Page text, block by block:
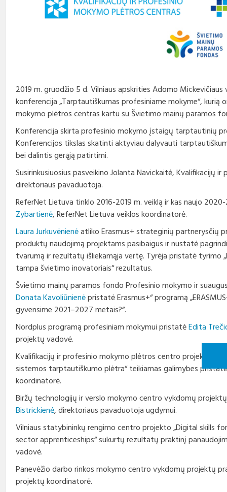
Viešieji pirkimai
Biudžeto vykdymo ataskaitų
Paskatinimai ir
apdovanojimai
Darbo užmokestis
Konkursai
Direktorius
Vadovų darbotvarkės
komitetai
paraiška
Profesinio rengimo
standartai
2019 m. gruodžio 5 d. Vilniaus apskrities Adomo
konferencija „Tarptautiškumas profesiniame mokyme“, kurią
mokymo plėtros centras kartu su Švietimo mainų paramos
Konferencija skirta profesinio mokymo įstaigų tarptautinių
Konferencijos tikslas skatinti aktyviau dalyvauti
bei dalintis gerąją patirtimi.
Susirinkusiuosius pasveikino Jolanta Navickaitė, Kvalifikacijų
direktoriaus pavaduotoja.
ReferNet Lietuva tinklo 2016-2019 m. veiklą ir kas naujo
Zybartienė, ReferNet Lietuva veiklos koordinatorė.
Laura Jurkuvėnienėatliko Erasmus+ strateginių partnerysčių
produktų naudojimą projektams pasibaigus ir nustatė
tvarumą ir rezultatų išliekamąja vertę. Tyrėja pristatė tyrimo
tampa švietimo inovatoriais“ rezultatus.
Švietimo mainų paramos fondo Profesinio mokymo ir
Donata Kavoliūnienėpristatė Erasmus+“ programą
gyvensime 2021–2027 metais?“.
Nordplus programą profesiniam mokymui pristatėEdita
projektų vadovė.
Kvalifikacijų ir profesinio mokymo plėtros centro projekto
sistemos tarptautiškumo plėtra“ teikiamas galimybes
koordinatorė.
Biržų technologijų ir verslo mokymo centro vykdomų
Bistrickienė, direktoriaus pavaduotoja ugdymui.
Vilniaus statybininkų rengimo centro projekto „Digital skills
sector apprenticeships“ sukurtų rezultatų praktinį
vadovė.
Panevėžio darbo rinkos mokymo centro vykdomų projektų
projektų koordinatorė.